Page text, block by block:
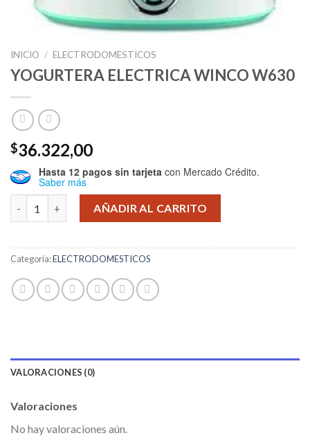
INICIO / ELECTRODOMESTICOS
YOGURTERA ELECTRICA WINCO W630
$36.322,00
Hasta 12 pagos sin tarjeta con Mercado Crédito.
Saber más
YOGURTERA ELECTRICA WINCO W630 cantidad
AÑADIR AL CARRITO
Categoría:ELECTRODOMESTICOS
VALORACIONES (0)
Valoraciones
No hay valoraciones aún.